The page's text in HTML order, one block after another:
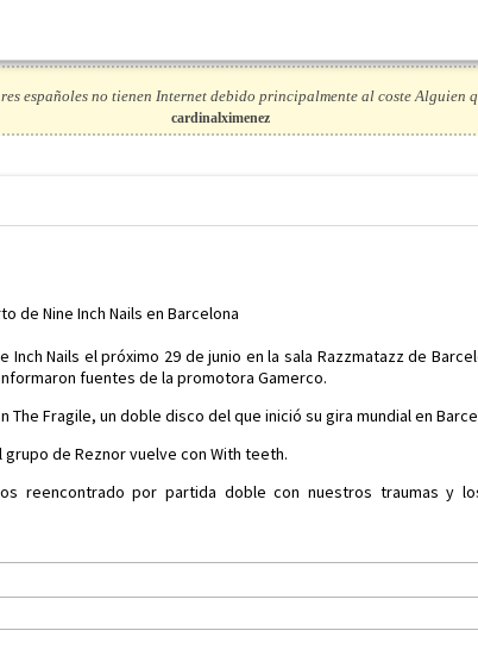
españoles no tienen Internet debido principalmente al coste Alguien
cardinalximenez
de Nine Inch Nails en Barcelona
Inch Nails el próximo 29 de junio en la sala Razzmatazz de
fuentes de la promotora Gamerco.
The Fragile, un doble disco del que inició su gira mundial en
de Reznor vuelve con With teeth.
reencontrado por partida doble con nuestros traumas y